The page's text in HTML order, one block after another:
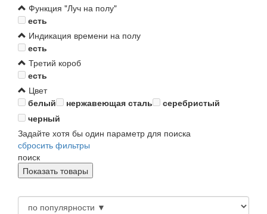
Функция "Луч на полу"
есть
Индикация времени на полу
есть
Третий короб
есть
Цвет
белый
нержавеющая сталь
серебристый
черный
Задайте хотя бы один параметр для поиска
сбросить фильтры
поиск